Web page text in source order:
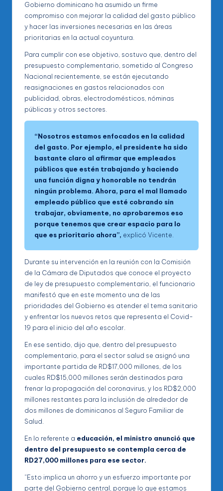
Gobierno dominicano ha asumido un firme
compromiso con mejorar la calidad del gasto público
y hacer las inversiones necesarias en las áreas
prioritarias en la actual coyuntura.
Para cumplir con ese objetivo, sostuvo que, dentro del
presupuesto complementario, sometido al Congreso
Nacional recientemente, se están ejecutando
reasignaciones en gastos relacionados con
publicidad, obras, electrodomésticos, nóminas
públicas y otros sectores.
“Nosotros estamos enfocados en la calidad
del gasto. Por ejemplo, el presidente ha sido
bastante claro al afirmar que empleados
públicos que estén trabajando y haciendo
una función digna y honorable no tendrán
ningún problema. Ahora, para el mal llamado
empleado público que esté cobrando sin
trabajar, obviamente, no aprobaremos eso
porque tenemos que crear espacio para lo
que es prioritario ahora”, explicó Vicente.
Durante su intervención en la reunión con la Comisión
de la Cámara de Diputados que conoce el proyecto
de ley de presupuesto complementario, el funcionario
manifestó que en este momento una de las
prioridades del Gobierno es atender el tema sanitario
y enfrentar los nuevos retos que representa el Covid-
19 para el inicio del año escolar.
En ese sentido, dijo que, dentro del presupuesto
complementario, para el sector salud se asignó una
importante partida de RD$17,000 millones, de los
cuales RD$15,000 millones serán destinados para
frenar la propagación del coronavirus, y los RD$2,000
millones restantes para la inclusión de alrededor de
dos millones de dominicanos al Seguro Familiar de
Salud.
En lo referente a educación, el ministro anunció que
dentro del presupuesto se contempla cerca de
RD27,000 millones para ese sector.
“Esto implica un ahorro y un esfuerzo importante por
parte del Gobierno central, porque lo que estamos